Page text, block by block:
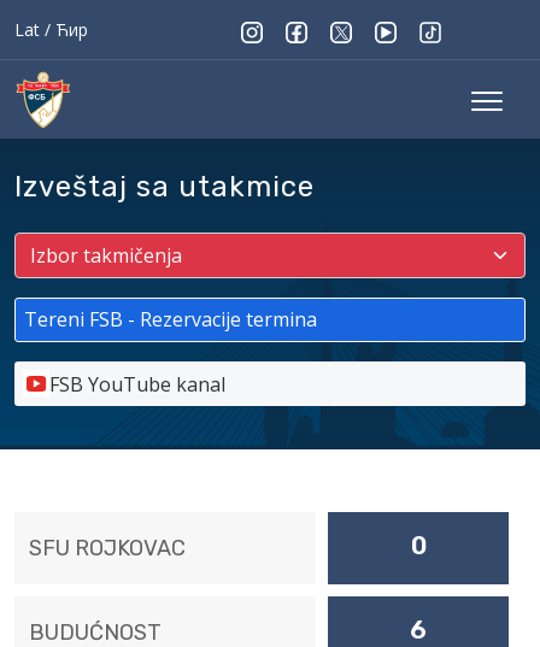
Lat / Ћир
Izveštaj sa utakmice
Tereni FSB - Rezervacije termina
FSB YouTube kanal
SFU ROJKOVAC 0
BUDUĆNOST 6